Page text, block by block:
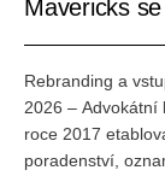
Mavericks
Rebranding a
2026 – Advokátní
roce 2017
poradenství,